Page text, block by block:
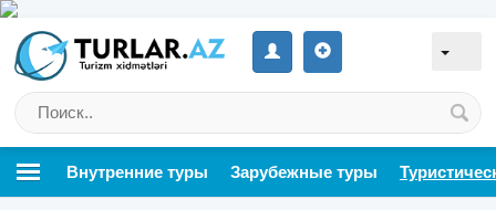
Внутренние туры Зарубежные туры